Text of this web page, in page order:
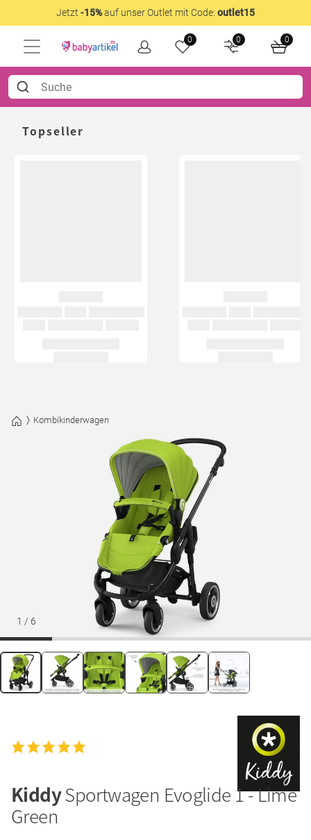
Jetzt -15%auf unser Outlet mit Code: outlet15
0 0 0
Topseller
Kombikinderwagen
1 / 6
KiddySportwagen Evoglide 1 - Lime
Green